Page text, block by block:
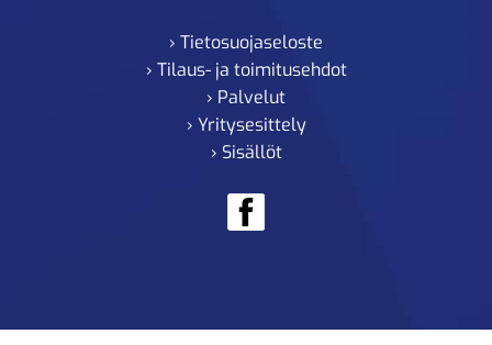
› Tietosuojaseloste
› Tilaus- ja toimitusehdot
› Palvelut
› Yritysesittely
› Sisällöt